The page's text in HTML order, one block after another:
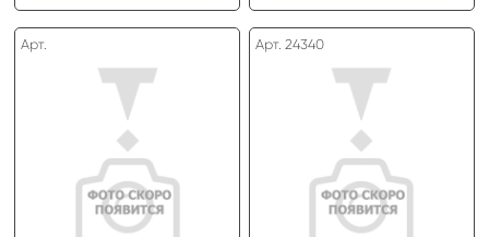
Арт. Арт. 24340